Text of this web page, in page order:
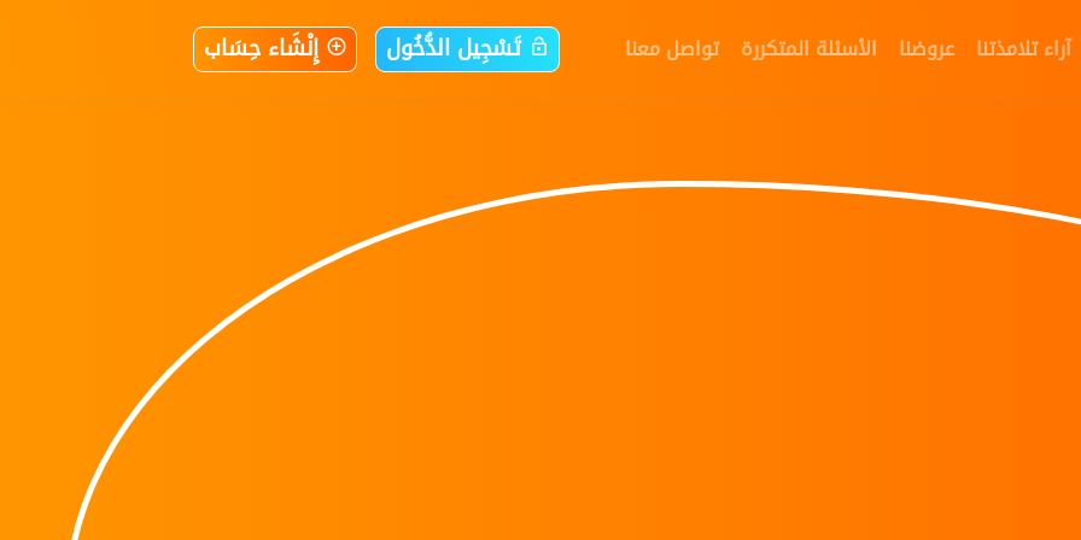
آراء تلامذتنا عروضنا الأسئلة المتكررة تواصل معنا تَسْجِيل الدُّخُول إِنْشَاء حِسَاب